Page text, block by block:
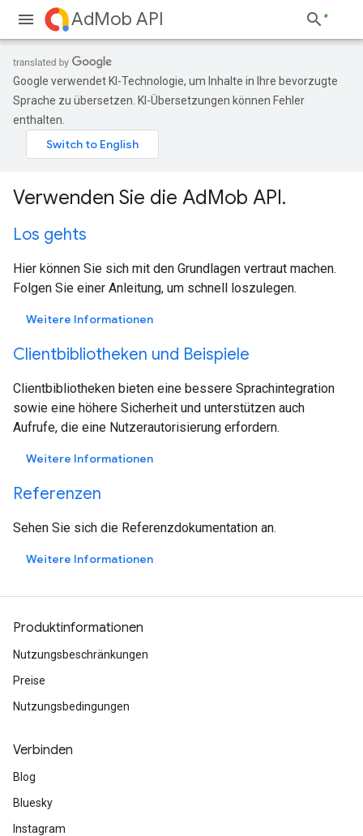
AdMob API
Google verwendet KI-Technologie, um Inhalte in Ihre bevorzugte
Sprache zu übersetzen. KI-Übersetzungen können Fehler
enthalten.
Verwenden Sie die AdMob API.
Los gehts
Hier können Sie sich mit den Grundlagen vertraut machen.
Folgen Sie einer Anleitung, um schnell loszulegen.
Weitere Informationen
Clientbibliotheken und Beispiele
Clientbibliotheken bieten eine bessere Sprachintegration
sowie eine höhere Sicherheit und unterstützen auch
Aufrufe, die eine Nutzerautorisierung erfordern.
Weitere Informationen
Referenzen
Sehen Sie sich die Referenzdokumentation an.
Weitere Informationen
Produktinformationen
Nutzungsbeschränkungen
Preise
Nutzungsbedingungen
Verbinden
Blog
Bluesky
Instagram